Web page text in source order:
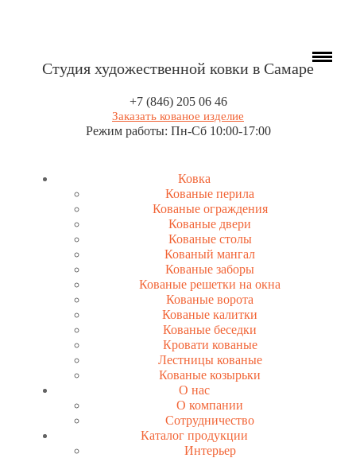
Студия художественной ковки в Самаре
+7 (846) 205 06 46
Заказать кованое изделие
Режим работы: Пн-Сб 10:00-17:00
Ковка
Кованые перила
Кованые ограждения
Кованые двери
Кованые столы
Кованый мангал
Кованые заборы
Кованые решетки на окна
Кованые ворота
Кованые калитки
Кованые беседки
Кровати кованые
Лестницы кованые
Кованые козырьки
О нас
О компании
Сотрудничество
Каталог продукции
Интерьер